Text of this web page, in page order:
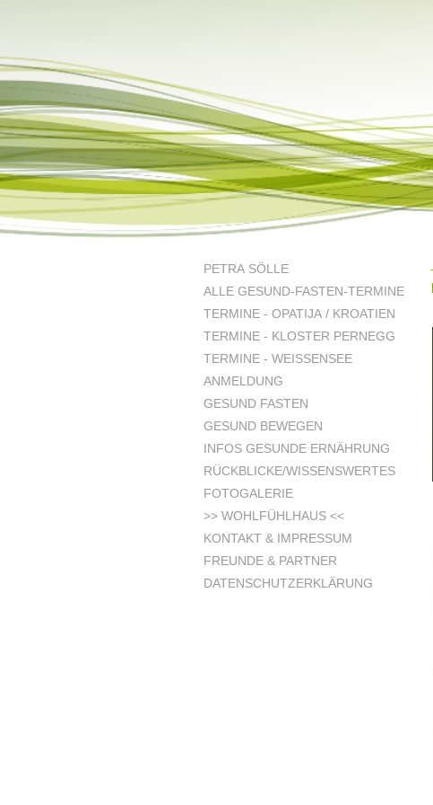
PETRA SÖLLE
ALLE GESUND-FASTEN-TERMINE
TERMINE - OPATIJA / KROATIEN
TERMINE - KLOSTER PERNEGG
TERMINE - WEISSENSEE
ANMELDUNG
GESUND FASTEN
GESUND BEWEGEN
INFOS GESUNDE ERNÄHRUNG
RÜCKBLICKE/WISSENSWERTES
FOTOGALERIE
>> WOHLFÜHLHAUS <<
KONTAKT & IMPRESSUM
FREUNDE & PARTNER
DATENSCHUTZERKLÄRUNG